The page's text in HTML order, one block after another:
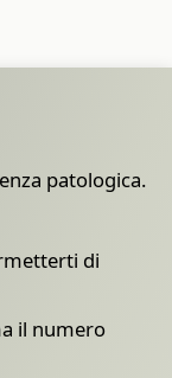
patologica.
di
il numero